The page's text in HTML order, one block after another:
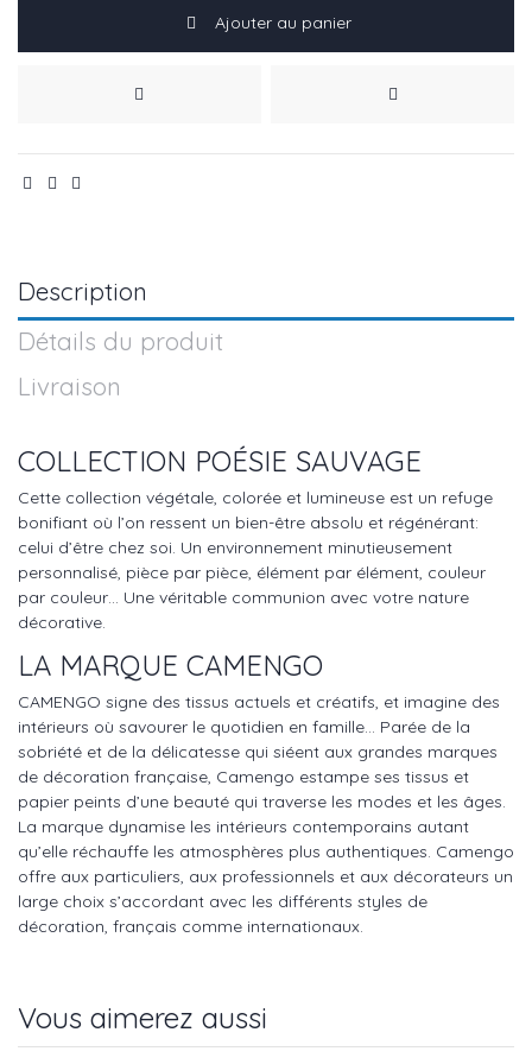
Ajouter au panier
Description
Détails du produit
Livraison
COLLECTION POÉSIE SAUVAGE
Cette collection végétale, colorée et lumineuse est un refuge
bonifiant où l’on ressent un bien-être absolu et régénérant:
celui d’être chez soi. Un environnement minutieusement
personnalisé, pièce par pièce, élément par élément, couleur
par couleur… Une véritable communion avec votre nature
décorative.
LA MARQUE CAMENGO
CAMENGO signe des tissus actuels et créatifs, et imagine des
intérieurs où savourer le quotidien en famille… Parée de la
sobriété et de la délicatesse qui siéent aux grandes marques
de décoration française, Camengo estampe ses tissus et
papier peints d’une beauté qui traverse les modes et les âges.
La marque dynamise les intérieurs contemporains autant
qu’elle réchauffe les atmosphères plus authentiques. Camengo
offre aux particuliers, aux professionnels et aux décorateurs un
large choix s’accordant avec les différents styles de
décoration, français comme internationaux.
Vous aimerez aussi